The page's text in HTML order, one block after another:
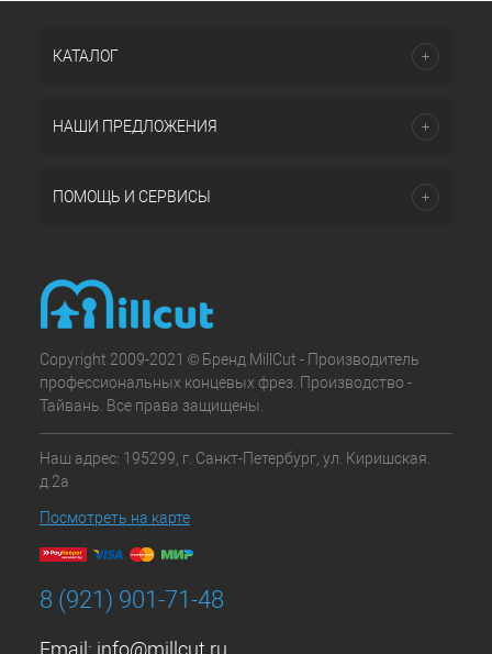
КАТАЛОГ
НАШИ ПРЕДЛОЖЕНИЯ
ПОМОЩЬ И СЕРВИСЫ
Copyright 2009-2021 © Бренд MillCut - Производитель
профессиональных концевых фрез. Производство -
Тайвань. Все права защищены.
Наш адрес: 195299, г. Санкт-Петербург, ул. Киришская.
д.2а
Посмотреть на карте
8 (921) 901-71-48
Email: info@millcut.ru